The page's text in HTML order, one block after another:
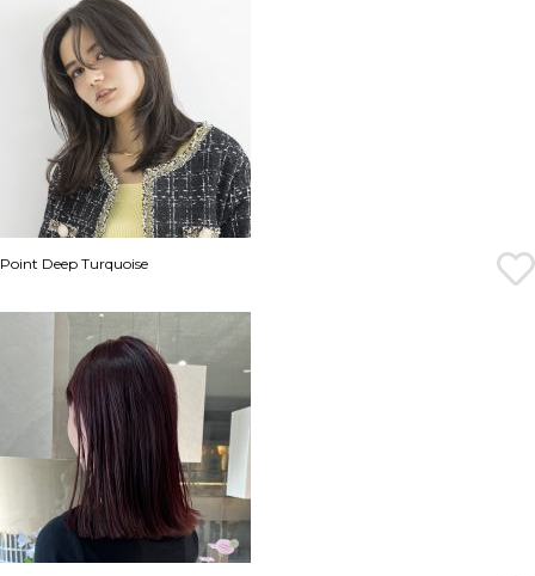
Point Deep Turquoise